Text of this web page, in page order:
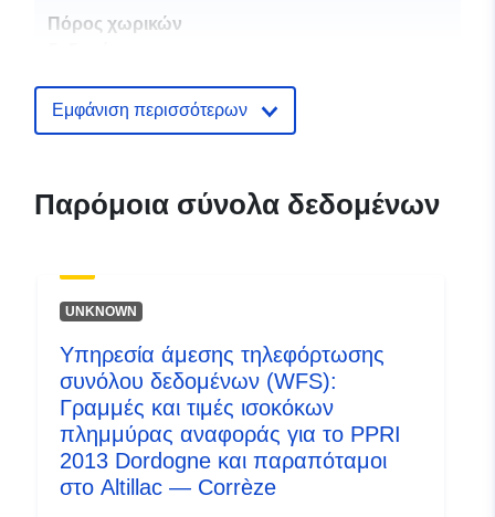
Πόρος χωρικών
Αναγνωριστικά:
http://descartes-dev.cete-
mediterranee.i2/service/fr-
94a00dcee034
Τύπος:
Πόρος:
http://inspire.ec.europa.eu/
codelist/ResourceType/services
Εμφάνιση περισσότερων
Παρόμοια σύνολα δεδομένων
UNKNOWN
Υπηρεσία άμεσης τηλεφόρτωσης
συνόλου δεδομένων (WFS):
Γραμμές και τιμές ισοκόκων
πλημμύρας αναφοράς για το PPRI
2013 Dordogne και παραπόταμοι
στο Altillac — Corrèze